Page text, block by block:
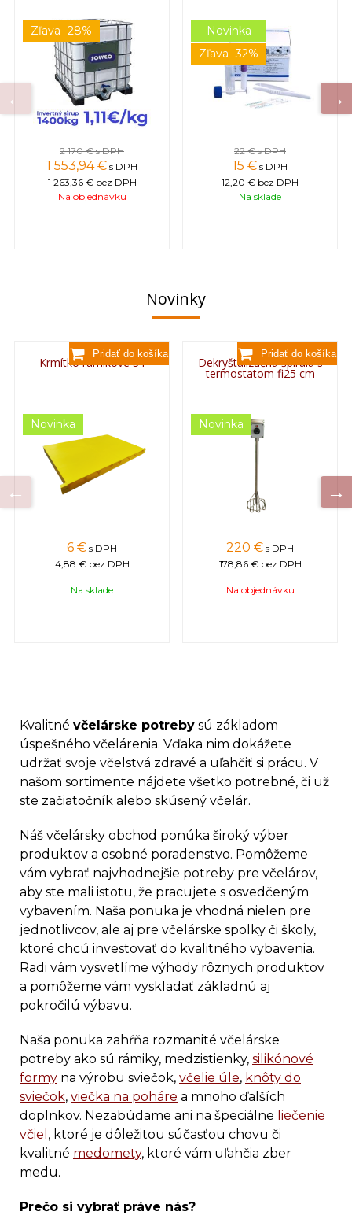
Zľava -28%
2 170 €s DPH
1 553,94 € s DPH
1 263,36 € bez DPH
Na objednávku
Novinka
Zľava -32%
22 €s DPH
15 € s DPH
12,20 € bez DPH
Na sklade
Novinky
Krmítko rámikové 3 l
Novinka
6 € s DPH
4,88 € bez DPH
Na sklade
Dekryštalizačná špirála s
termostatom fi25 cm
Novinka
220 € s DPH
178,86 € bez DPH
Na objednávku
Kvalitné včelárske potreby sú základom
úspešného včelárenia. Vďaka nim dokážete
udržať svoje včelstvá zdravé a uľahčiť si prácu. V
našom sortimente nájdete všetko potrebné, či už
ste začiatočník alebo skúsený včelár.
Náš včelársky obchod ponúka široký výber
produktov a osobné poradenstvo. Pomôžeme
vám vybrať najvhodnejšie potreby pre včelárov,
aby ste mali istotu, že pracujete s osvedčeným
vybavením. Naša ponuka je vhodná nielen pre
jednotlivcov, ale aj pre včelárske spolky či školy,
ktoré chcú investovať do kvalitného vybavenia.
Radi vám vysvetlíme výhody rôznych produktov
a pomôžeme vám vyskladať základnú aj
pokročilú výbavu.
Naša ponuka zahŕňa rozmanité včelárske
potreby ako sú rámiky, medzistienky, silikónové
formy na výrobu sviečok, včelie úle, knôty do
sviečok, viečka na poháre a mnoho ďalších
doplnkov. Nezabúdame ani na špeciálne liečenie
včiel , ktoré je dôležitou súčasťou chovu či
kvalitné medomety, ktoré vám uľahčia zber
medu.
Prečo si vybrať práve nás?